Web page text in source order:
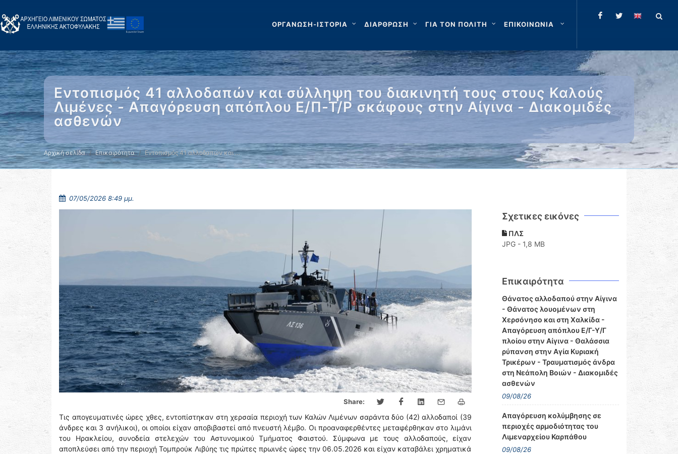
ΟΡΓΑΝΩΣΗ-ΙΣΤΟΡΙΑ ΔΙΑΡΘΡΩΣΗ ΓΙΑ ΤΟΝ ΠΟΛΙΤΗ ΕΠΙΚΟΙΝΩΝΙΑ
Εντοπισμός 41 αλλοδαπών και σύλληψη του διακινητή τους στους Καλούς
Λιμένες - Απαγόρευση απόπλου Ε/Π-Τ/Ρ σκάφους στην Αίγινα - Διακομιδές
ασθενών
Αρχική σελίδα Επικαιρότητα Εντοπισμός 41 αλλοδαπών και …
07/05/2026 8:49 μμ.
Share:
Τις απογευματινές ώρες χθες, εντοπίστηκαν στη χερσαία περιοχή των Καλών Λιμένων σαράντα δύο (42) αλλοδαποί (39
άνδρες και 3 ανήλικοι), οι οποίοι είχαν αποβιβαστεί από πνευστή λέμβο. Οι προαναφερθέντες μεταφέρθηκαν στο λιμάνι
του Ηρακλείου, συνοδεία στελεχών του Αστυνομικού Τμήματος Φαιστού. Σύμφωνα με τους αλλοδαπούς, είχαν
αποπλεύσει από την περιοχή Τομπρούκ Λιβύης τις πρώτες πρωινές ώρες την 06.05.2026 και είχαν καταβάλει χρηματικά
Σχετικες εικόνες
ΠΛΣ
JPG - 1,8 MB
Επικαιρότητα
Θάνατος αλλοδαπού στην Αίγινα
- Θάνατος λουομένων στη
Χερσόνησο και στη Χαλκίδα -
Απαγόρευση απόπλου Ε/Γ-Υ/Γ
πλοίου στην Αίγινα - Θαλάσσια
ρύπανση στην Αγία Κυριακή
Τρικέρων - Τραυματισμός άνδρα
στη Νεάπολη Βοιών - Διακομιδές
ασθενών
09/08/26
Απαγόρευση κολύμβησης σε
περιοχές αρμοδιότητας του
Λιμεναρχείου Καρπάθου
09/08/26